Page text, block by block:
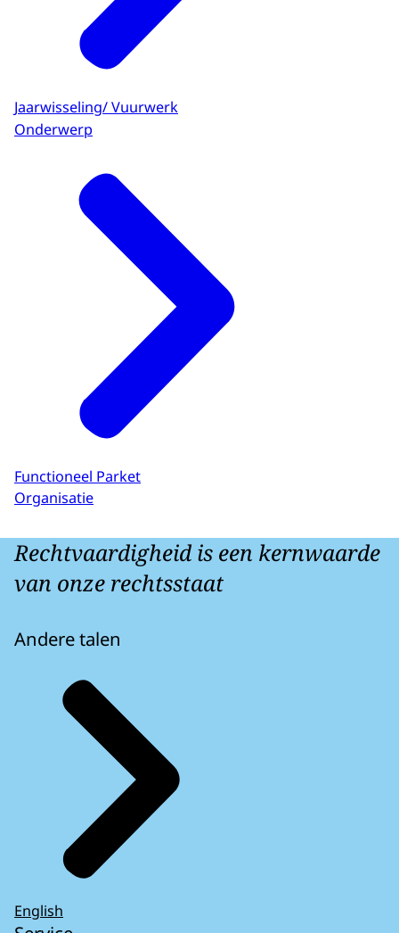
Jaarwisseling/ Vuurwerk
Onderwerp
Functioneel Parket
Organisatie
Rechtvaardigheid is een kernwaarde
van onze rechtsstaat
Andere talen
English